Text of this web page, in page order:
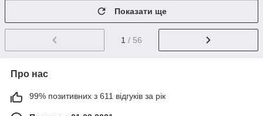
Показати ще
1 / 56
Про нас
99% позитивних з 611 відгуків за рік